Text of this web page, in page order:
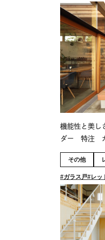
機能性と美し
ダー 特注 ガ
その他
ガラス戸 レッ